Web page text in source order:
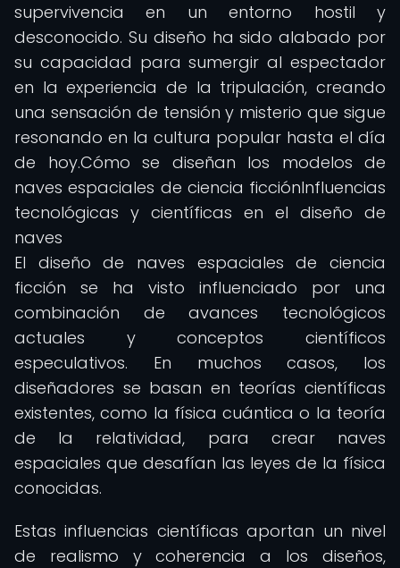
supervivencia en un entorno hostil y
desconocido. Su diseño ha sido alabado por
su capacidad para sumergir al espectador
en la experiencia de la tripulación, creando
una sensación de tensión y misterio que sigue
resonando en la cultura popular hasta el día
de hoy.Cómo se diseñan los modelos de
naves espaciales de ciencia ficciónInfluencias
tecnológicas y científicas en el diseño de
naves
El diseño de naves espaciales de ciencia
ficción se ha visto influenciado por una
combinación de avances tecnológicos
actuales y conceptos científicos
especulativos. En muchos casos, los
diseñadores se basan en teorías científicas
existentes, como la física cuántica o la teoría
de la relatividad, para crear naves
espaciales que desafían las leyes de la física
conocidas.
Estas influencias científicas aportan un nivel
de realismo y coherencia a los diseños,